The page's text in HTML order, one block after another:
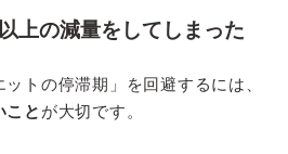
上の減量をしてしまった
ットの停滞期」を回避するには、
こと が大切です。